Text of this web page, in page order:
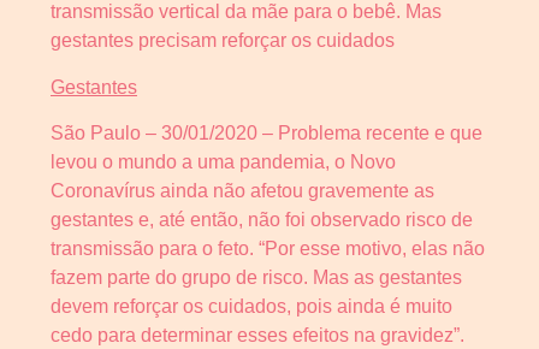
transmissão vertical da mãe para o bebê. Mas
gestantes precisam reforçar os cuidados
Gestantes
São Paulo – 30/01/2020 – Problema recente e que
levou o mundo a uma pandemia, o Novo
Coronavírus ainda não afetou gravemente as
gestantes e, até então, não foi observado risco de
transmissão para o feto. “Por esse motivo, elas não
fazem parte do grupo de risco. Mas as gestantes
devem reforçar os cuidados, pois ainda é muito
cedo para determinar esses efeitos na gravidez”.